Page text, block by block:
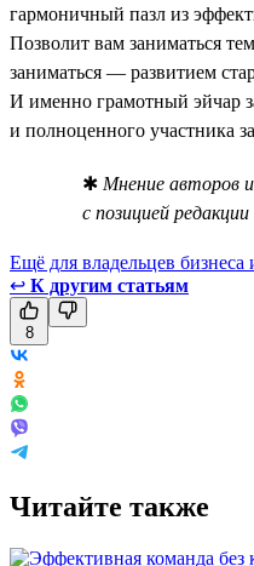
гармоничный пазл из
Позволит вам заниматься
заниматься — развитием
И именно грамотный эйчар
и полноценного участника
✱ Мнение авторов
с позицией
Ещё для владельцев бизнеса
↩ К другим статьям
8
Читайте также